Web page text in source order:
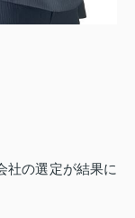
社の選定が結果に